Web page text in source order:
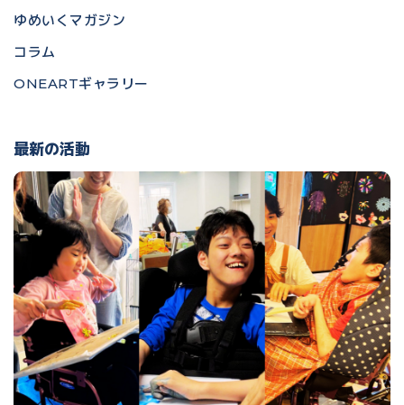
ゆめいくマガジン
コラム
ONEARTギャラリー
最新の活動